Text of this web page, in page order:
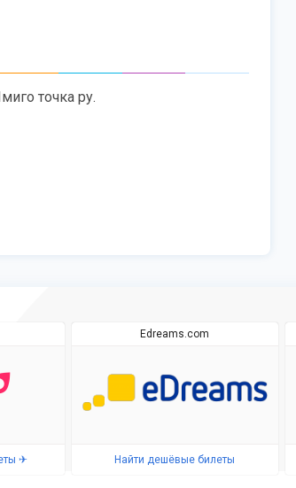
точка ру.
✈
Edreams.com
Найти дешёвые билеты